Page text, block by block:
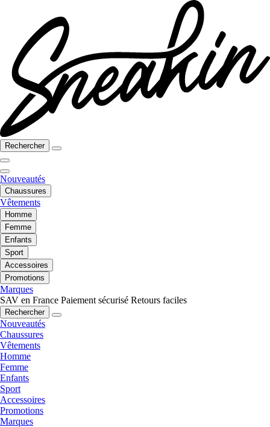
Rechercher
Nouveautés
Chaussures
Vêtements
Homme
Femme
Enfants
Sport
Accessoires
Promotions
Marques
SAV en France Paiement sécurisé Retours faciles
Rechercher
Nouveautés
Chaussures
Vêtements
Homme
Femme
Enfants
Sport
Accessoires
Promotions
Marques